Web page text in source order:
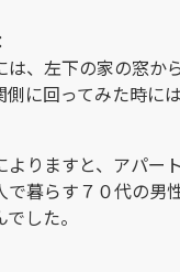
は、左下の家の窓
側に回ってみた時に
よりますと、アパー
で暮らす７０代の男
した。